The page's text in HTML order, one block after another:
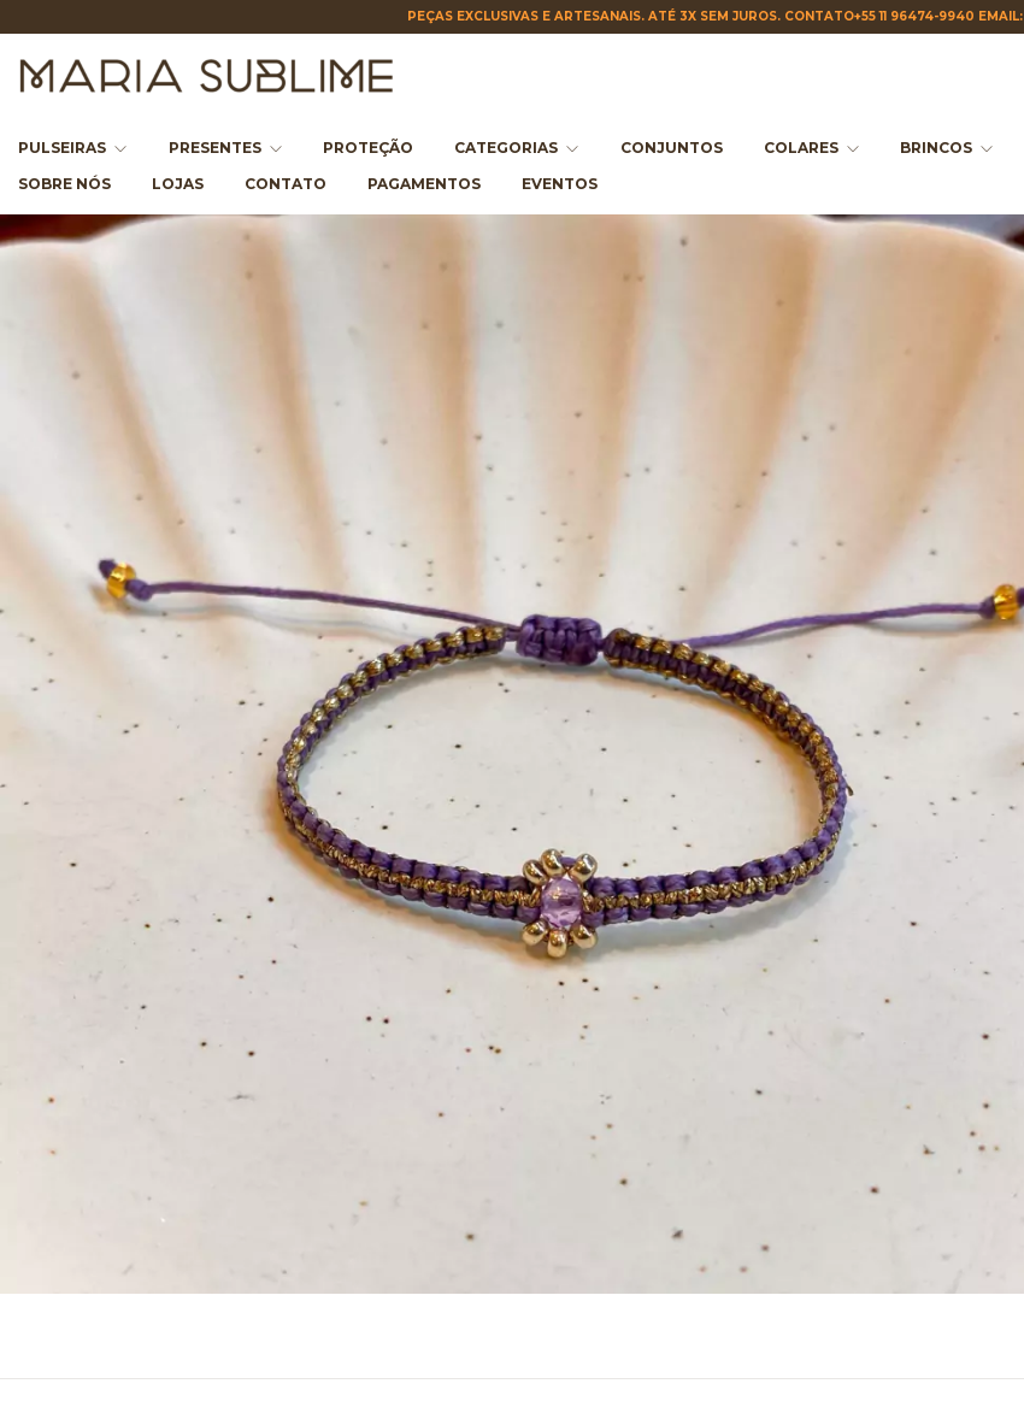
PEÇAS EXCLUSIVAS E ARTESANAIS. ATÉ 3X SEM JUROS. CONTATO+55 11 96474-9940 EMAIL:
PULSEIRAS PRESENTES PROTEÇÃO CATEGORIAS CONJUNTOS COLARES BRINCOS
SOBRE NÓS
LOJAS CONTATO PAGAMENTOS EVENTOS